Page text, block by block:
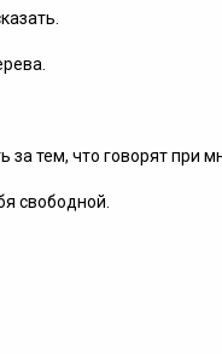
за тем, что говорят при
свободной.